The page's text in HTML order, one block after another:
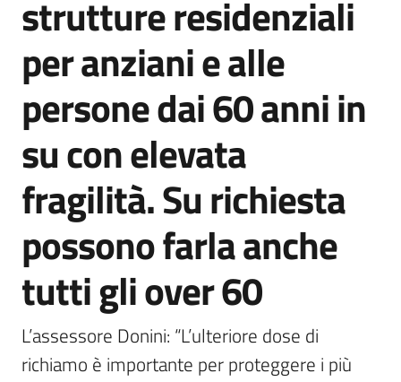
strutture residenziali
per anziani e alle
persone dai 60 anni in
su con elevata
fragilità. Su richiesta
possono farla anche
tutti gli over 60
L’assessore Donini: “L’ulteriore dose di
richiamo è importante per proteggere i più